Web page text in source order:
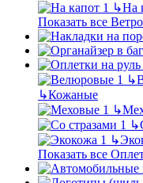
↳На
Показать все
↳
↳Кожаные
↳
↳
↳
Показать все